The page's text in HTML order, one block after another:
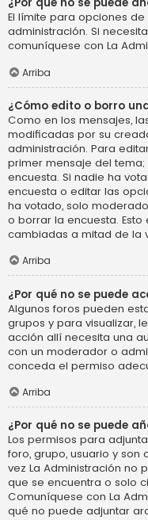
El límite para opciones
administración. Si
comuníquese con La
Arriba
¿Cómo edito o borro
Como en los mensajes,
modificadas por su
administración. Para
primer mensaje del
encuesta. Si nadie ha
encuesta o editar las
ha votado, solo
o borrar la encuesta.
cambiadas a mitad de la
Arriba
¿Por qué no se puede
Algunos foros pueden
grupos y para visualizar,
acción allí necesita una
con un moderador o
conceda el permiso
Arriba
¿Por qué no se puede
Los permisos para
foro, grupo, usuario y son
vez La Administración no
que se encuentra o solo
Comuníquese con La
qué no puede adjuntar